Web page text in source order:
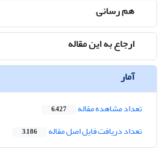
هم رسانی
ارجاع به این مقاله
آمار
تعداد مشاهده مقاله 6,427
تعداد دریافت فایل اصل مقاله 3,186